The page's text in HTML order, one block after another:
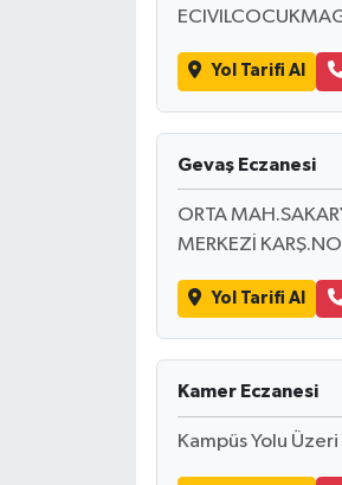
Yol Tarifi Al
Gevaş Eczanesi
ORTA
MERKEZİ
Yol Tarifi Al
Kamer Eczanesi
Kampüs Yolu